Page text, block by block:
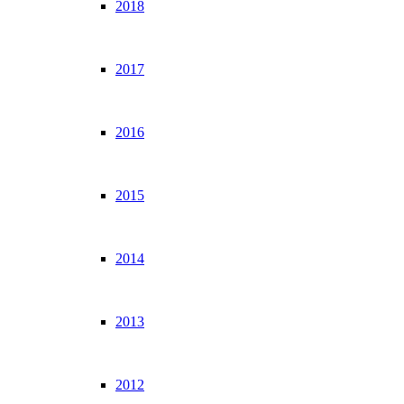
2018
2017
2016
2015
2014
2013
2012